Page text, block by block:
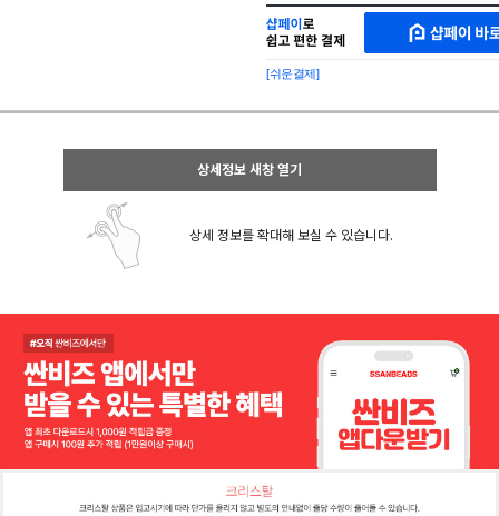
MAKESHOP
SHOPPAY
로
간
구
샵
페
페
이
구
[쉬운결제]
상세정보 새창 열기
상세 정보를 확대해 보실 수 있습니다.